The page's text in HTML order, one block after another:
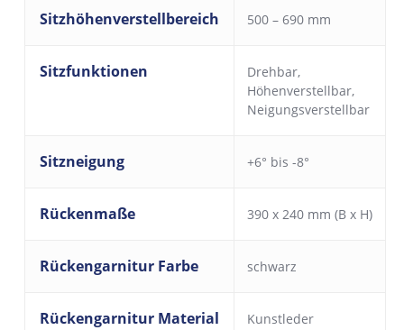
Sitzhöhenverstellbereich 500 – 690 mm
Sitzfunktionen Drehbar,
Höhenverstellbar,
Neigungsverstellbar
Sitzneigung +6° bis -8°
Rückenmaße 390 x 240 mm (B x H)
Rückengarnitur Farbe schwarz
Rückengarnitur Material Kunstleder